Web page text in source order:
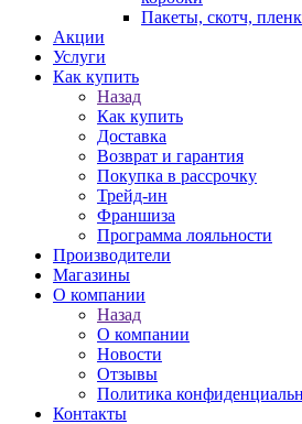
Пакеты, скотч,
Акции
Услуги
Как купить
Назад
Как купить
Доставка
Возврат и гарантия
Покупка в рассрочку
Трейд-ин
Франшиза
Программа лояльности
Производители
Магазины
О компании
Назад
О компании
Новости
Отзывы
Политика
Контакты